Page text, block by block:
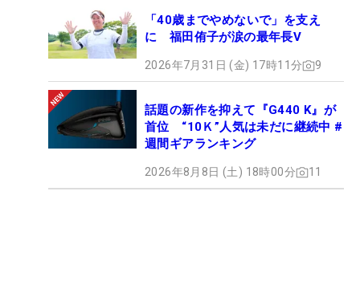
「40歳までやめないで」を支え
に 福田侑子が涙の最年長V
2026年7月31日 (金) 17時11分 9
話題の新作を抑えて『G440 K』が
首位 “10Ｋ”人気は未だに継続中 #
週間ギアランキング
2026年8月8日 (土) 18時00分 11